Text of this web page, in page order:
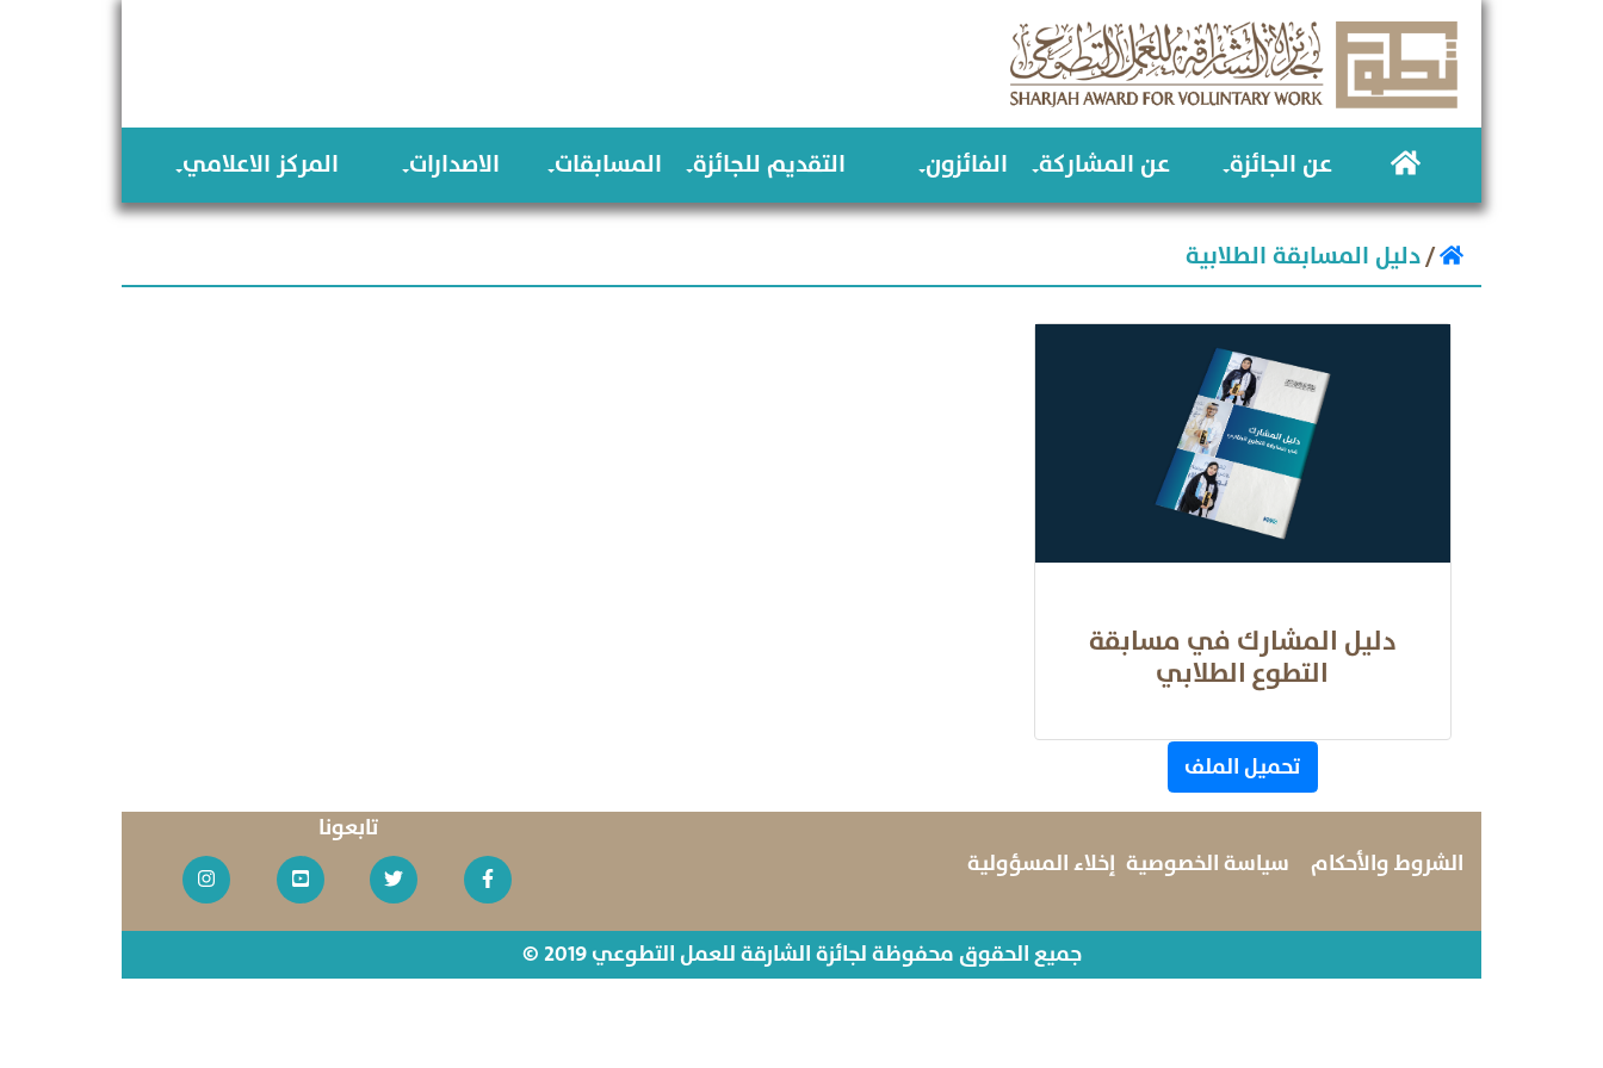
عن الجائزة عن المشاركة الفائزون التقديم للجائزة المسابقات الاصدارات المركز الاعلامي
/دليل المسابقة الطلابية
دليل المشارك في مسابقة
التطوع الطلابي
تحميل الملف
الشروط والأحكام سياسة الخصوصية إخلاء المسؤولية
تابعونا
جميع الحقوق محفوظة لجائزة الشارقة للعمل التطوعي 2019 ©